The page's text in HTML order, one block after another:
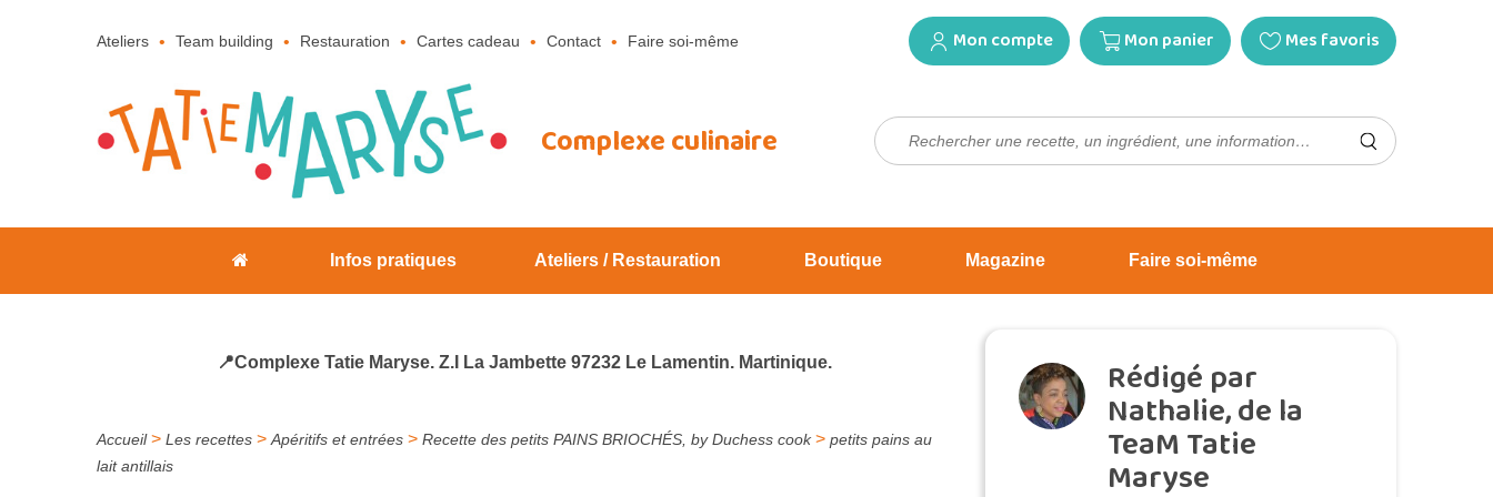
Ateliers Team building Restauration Cartes cadeau Contact Faire soi-même Mon compte Mon panier Mes favoris
Complexe culinaire Rechercher :
Infos pratiques Ateliers / Restauration Boutique Magazine Faire soi-même
📍Complexe Tatie Maryse. Z.I La Jambette 97232 Le Lamentin. Martinique.
Accueil> Les recettes > Apéritifs et entrées > Recette des petits PAINS BRIOCHÉS, by Duchess cook> petits pains au
lait antillais
Rédigé par
Nathalie, de la
TeaM Tatie
Maryse